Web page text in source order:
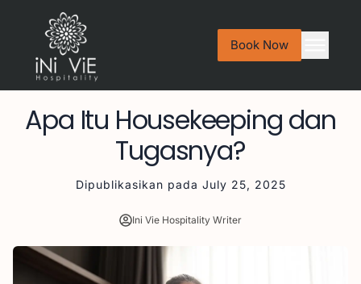
Book Now
Apa Itu Housekeeping dan
Tugasnya?
Dipublikasikan pada July 25, 2025
Ini Vie Hospitality Writer